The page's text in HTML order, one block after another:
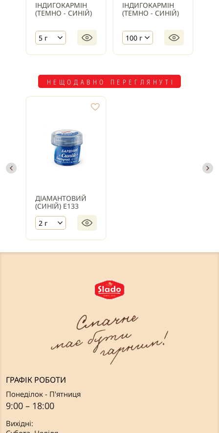
ІНДИГОКАРМІН
(ТЕМНО - СИНІЙ)
5 г
ІНДИГОКАРМІН
(ТЕМНО - СИНІЙ)
100 г
НЕЩОДАВНО ПЕРЕГЛЯНУТІ
ДІАМАНТОВИЙ
(СИНІЙ) Е133
2 г
ГРАФІК РОБОТИ
Понеділок - П'ятниця
9:00 – 18:00
Вихідні: